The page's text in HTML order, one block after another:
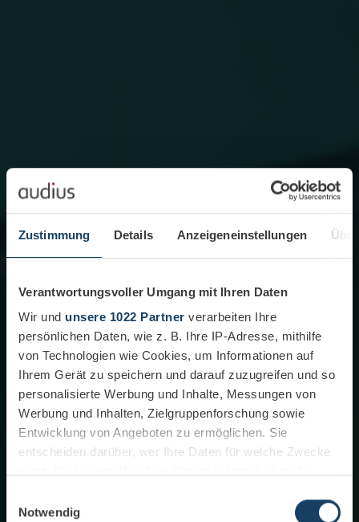
Zustimmung Details Anzeigeneinstellungen
Verantwortungsvoller Umgang mit Ihren Daten
Wir und unsere 1022 Partner verarbeiten Ihre
persönlichen Daten, wie z. B. Ihre IP-Adresse, mithilfe
von Technologien wie Cookies, um Informationen auf
Ihrem Gerät zu speichern und darauf zuzugreifen und so
personalisierte Werbung und Inhalte, Messungen von
Werbung und Inhalten, Zielgruppenforschung sowie
Entwicklung von Angeboten zu ermöglichen. Sie
entscheiden darüber, wer Ihre Daten für welche Zwecke
Trigger Symbol ändern oder widerrufen
Notwendig